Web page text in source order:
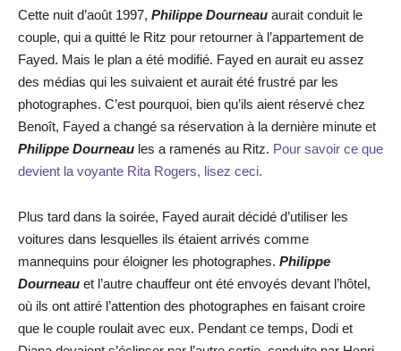
Cette nuit d’août 1997, Philippe Dourneau aurait conduit le
couple, qui a quitté le Ritz pour retourner à l’appartement de
Fayed. Mais le plan a été modifié. Fayed en aurait eu assez
des médias qui les suivaient et aurait été frustré par les
photographes. C’est pourquoi, bien qu’ils aient réservé chez
Benoît, Fayed a changé sa réservation à la dernière minute et
Philippe Dourneau les a ramenés au Ritz. Pour savoir ce que
devient la voyante Rita Rogers, lisez ceci.
Plus tard dans la soirée, Fayed aurait décidé d’utiliser les
voitures dans lesquelles ils étaient arrivés comme
mannequins pour éloigner les photographes. Philippe
Dourneau et l’autre chauffeur ont été envoyés devant l’hôtel,
où ils ont attiré l’attention des photographes en faisant croire
que le couple roulait avec eux. Pendant ce temps, Dodi et